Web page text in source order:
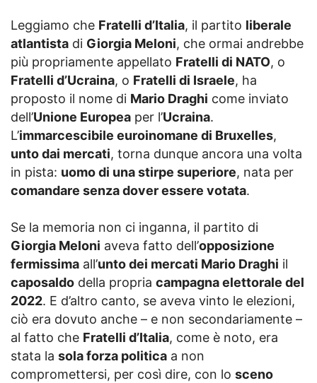
Leggiamo che Fratelli d’Italia, il partito liberale
atlantista di Giorgia Meloni, che ormai andrebbe
più propriamente appellato Fratelli di NATO, o
Fratelli d’Ucraina, o Fratelli di Israele, ha
proposto il nome di Mario Draghi come inviato
dell’Unione Europea per l’Ucraina.
L’immarcescibile euroinomane di Bruxelles,
unto dai mercati, torna dunque ancora una volta
in pista: uomo di una stirpe superiore, nata per
comandare senza dover essere votata.
Se la memoria non ci inganna, il partito di
Giorgia Meloni aveva fatto dell’opposizione
fermissima all’unto dei mercati Mario Draghi il
caposaldo della propria campagna elettorale del
2022. E d’altro canto, se aveva vinto le elezioni,
ciò era dovuto anche – e non secondariamente –
al fatto che Fratelli d’Italia, come è noto, era
stata la sola forza politica a non
compromettersi, per così dire, con lo sceno